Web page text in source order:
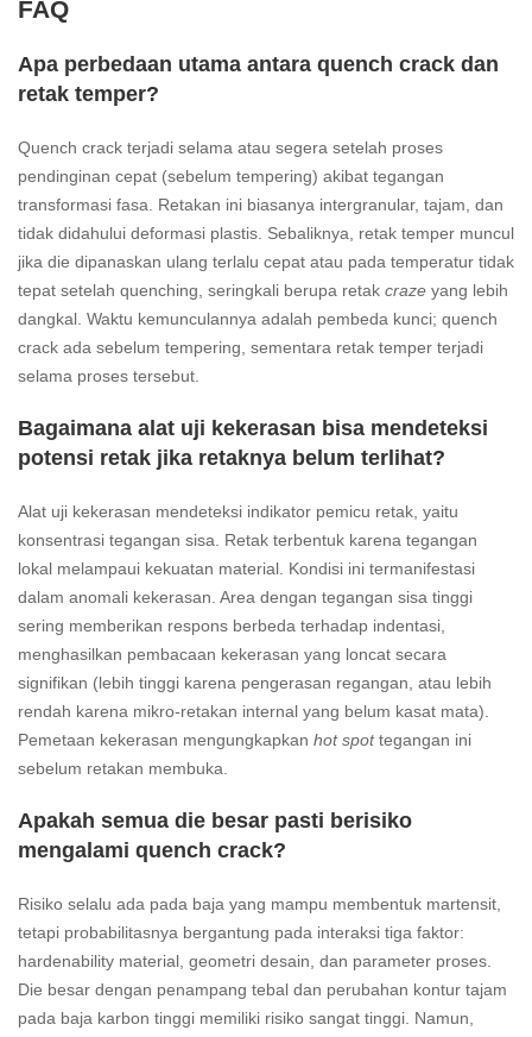
FAQ
Apa perbedaan utama antara quench crack dan
retak temper?
Quench crack terjadi selama atau segera setelah proses
pendinginan cepat (sebelum tempering) akibat tegangan
transformasi fasa. Retakan ini biasanya intergranular, tajam, dan
tidak didahului deformasi plastis. Sebaliknya, retak temper muncul
jika die dipanaskan ulang terlalu cepat atau pada temperatur tidak
tepat setelah quenching, seringkali berupa retak craze yang lebih
dangkal. Waktu kemunculannya adalah pembeda kunci; quench
crack ada sebelum tempering, sementara retak temper terjadi
selama proses tersebut.
Bagaimana alat uji kekerasan bisa mendeteksi
potensi retak jika retaknya belum terlihat?
Alat uji kekerasan mendeteksi indikator pemicu retak, yaitu
konsentrasi tegangan sisa. Retak terbentuk karena tegangan
lokal melampaui kekuatan material. Kondisi ini termanifestasi
dalam anomali kekerasan. Area dengan tegangan sisa tinggi
sering memberikan respons berbeda terhadap indentasi,
menghasilkan pembacaan kekerasan yang loncat secara
signifikan (lebih tinggi karena pengerasan regangan, atau lebih
rendah karena mikro-retakan internal yang belum kasat mata).
Pemetaan kekerasan mengungkapkan hot spottegangan ini
sebelum retakan membuka.
Apakah semua die besar pasti berisiko
mengalami quench crack?
Risiko selalu ada pada baja yang mampu membentuk martensit,
tetapi probabilitasnya bergantung pada interaksi tiga faktor:
hardenability material, geometri desain, dan parameter proses.
Die besar dengan penampang tebal dan perubahan kontur tajam
pada baja karbon tinggi memiliki risiko sangat tinggi. Namun,